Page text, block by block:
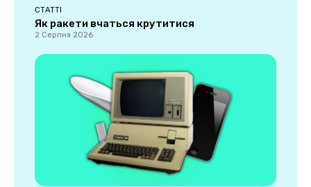
СТАТТІ
Як ракети вчаться крутитися
2 Серпня 2026